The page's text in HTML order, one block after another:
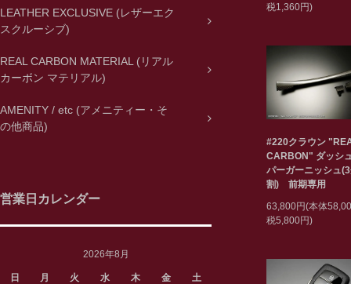
LEATHER EXCLUSIVE (レザーエク
スクルーシブ)
REAL CARBON MATERIAL (リアル
カーボン マテリアル)
AMENITY / etc (アメニティー・そ
の他商品)
営業日カレンダー
2026年8月
日 月 火 水 木 金 土
税1,360円)
#220クラウン
CARBON" ダッシ
パーガーニッシュ
割) 前期専用
63,800円(本体
税5,800円)